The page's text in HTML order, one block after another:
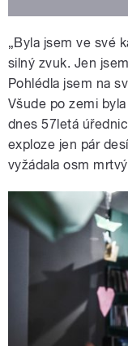
„Byla jsem ve své
silný zvuk. Jen
Pohlédla jsem na
Všude po zemi
dnes 57letá
exploze jen pár
vyžádala osm